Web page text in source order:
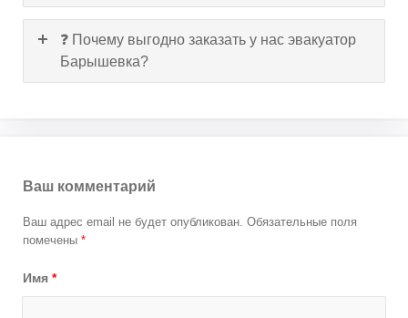
❓ Почему выгодно заказать у нас эвакуатор
Барышевка?
Ваш комментарий
Ваш адрес email не будет опубликован. Обязательные поля
помечены *
Имя *